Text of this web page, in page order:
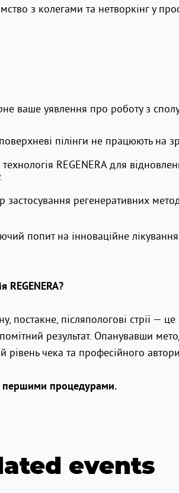
з колегами та нетворкінг у
ваше уявлення про роботу з
пілінги не працюють на
REGENERA для
регенеративних
попит на інноваційне лікування
REGENERA?
постакне, післяпологові стрії —
результат. Опанувавши
чека та професійного
з першими процедурами.
events